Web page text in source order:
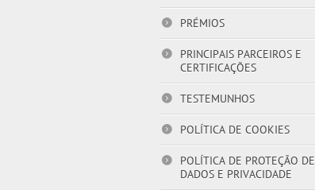
PRÉMIOS
PRINCIPAIS PARCEIROS E
CERTIFICAÇÕES
TESTEMUNHOS
POLÍTICA DE COOKIES
POLÍTICA DE PROTEÇÃO DE
DADOS E PRIVACIDADE